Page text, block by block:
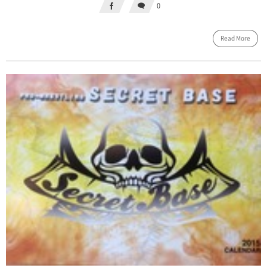
0
Read More